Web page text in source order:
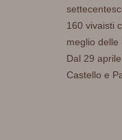
160 vivaisti
meglio delle
Dal 29
Castello e